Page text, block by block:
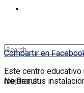
No Result
Compartir en
Este centro
mejorar sus